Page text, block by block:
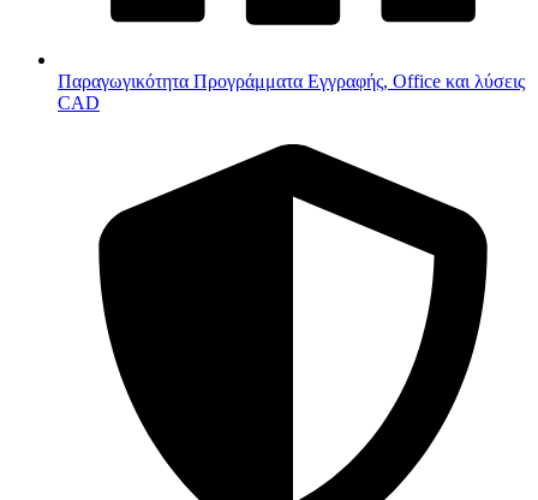
Παραγωγικότητα Προγράμματα Εγγραφής, Office και λύσεις
CAD